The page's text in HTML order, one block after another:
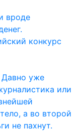
вроде
конкурс
уже
или
а во второй
не пахнут.